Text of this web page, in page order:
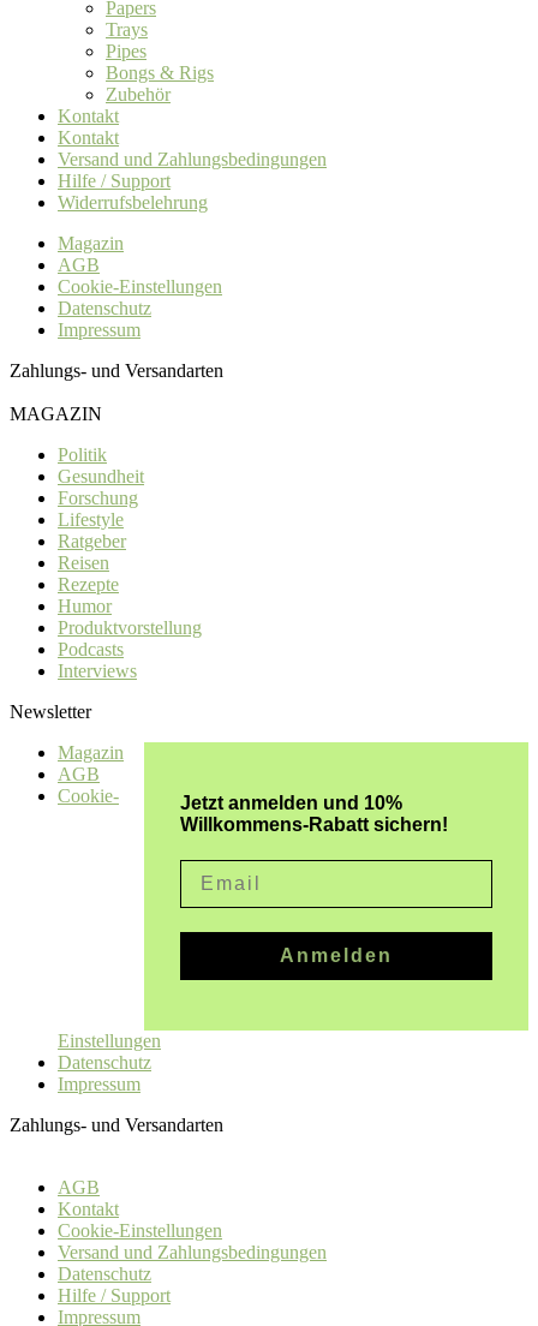
Papers
Trays
Pipes
Bongs & Rigs
Zubehör
Kontakt
Kontakt
Versand und Zahlungsbedingungen
Hilfe / Support
Widerrufsbelehrung
Magazin
AGB
Cookie-Einstellungen
Datenschutz
Impressum
Zahlungs- und Versandarten
MAGAZIN
Politik
Gesundheit
Forschung
Lifestyle
Ratgeber
Reisen
Rezepte
Humor
Produktvorstellung
Podcasts
Interviews
Newsletter
Jetzt anmelden und 10%
Willkommens-Rabatt sichern!
Anmelden
Magazin
AGB
Cookie-
Einstellungen
Datenschutz
Impressum
Zahlungs- und Versandarten
AGB
Kontakt
Cookie-Einstellungen
Versand und Zahlungsbedingungen
Datenschutz
Hilfe / Support
Impressum